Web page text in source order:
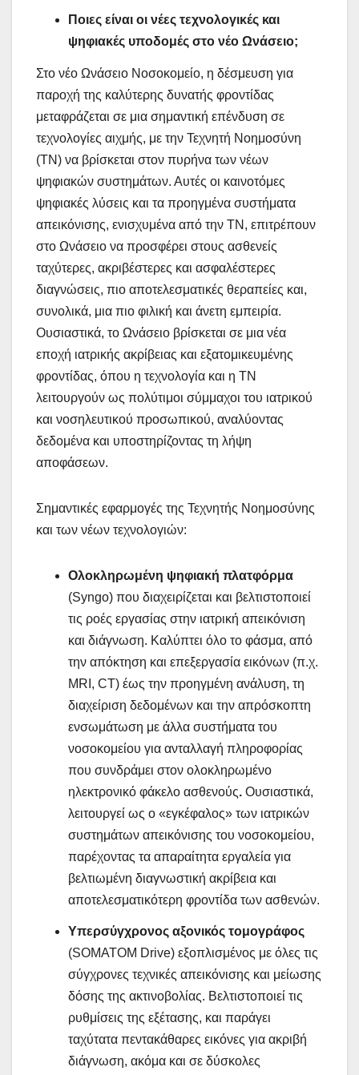
Ποιες είναι οι νέες τεχνολογικές και
ψηφιακές υποδομές στο νέο Ωνάσειο;
Στο νέο Ωνάσειο Νοσοκομείο, η δέσμευση για
παροχή της καλύτερης δυνατής φροντίδας
μεταφράζεται σε μια σημαντική επένδυση σε
τεχνολογίες αιχμής, με την Τεχνητή Νοημοσύνη
(ΤΝ) να βρίσκεται στον πυρήνα των νέων
ψηφιακών συστημάτων. Αυτές οι καινοτόμες
ψηφιακές λύσεις και τα προηγμένα συστήματα
απεικόνισης, ενισχυμένα από την ΤΝ, επιτρέπουν
στο Ωνάσειο να προσφέρει στους ασθενείς
ταχύτερες, ακριβέστερες και ασφαλέστερες
διαγνώσεις, πιο αποτελεσματικές θεραπείες και,
συνολικά, μια πιο φιλική και άνετη εμπειρία.
Ουσιαστικά, το Ωνάσειο βρίσκεται σε μια νέα
εποχή ιατρικής ακρίβειας και εξατομικευμένης
φροντίδας, όπου η τεχνολογία και η ΤΝ
λειτουργούν ως πολύτιμοι σύμμαχοι του ιατρικού
και νοσηλευτικού προσωπικού, αναλύοντας
δεδομένα και υποστηρίζοντας τη λήψη
αποφάσεων.
Σημαντικές εφαρμογές της Τεχνητής Νοημοσύνης
και των νέων τεχνολογιών:
Ολοκληρωμένη ψηφιακή πλατφόρμα
(Syngo) που διαχειρίζεται και βελτιστοποιεί
τις ροές εργασίας στην ιατρική απεικόνιση
και διάγνωση. Καλύπτει όλο το φάσμα, από
την απόκτηση και επεξεργασία εικόνων (π.χ.
MRI, CT) έως την προηγμένη ανάλυση, τη
διαχείριση δεδομένων και την απρόσκοπτη
ενσωμάτωση με άλλα συστήματα του
νοσοκομείου για ανταλλαγή πληροφορίας
που συνδράμει στον ολοκληρωμένο
ηλεκτρονικό φάκελο ασθενούς. Ουσιαστικά,
λειτουργεί ως ο «εγκέφαλος» των ιατρικών
συστημάτων απεικόνισης του νοσοκομείου,
παρέχοντας τα απαραίτητα εργαλεία για
βελτιωμένη διαγνωστική ακρίβεια και
αποτελεσματικότερη φροντίδα των ασθενών.
Υπερσύγχρονος αξονικός τομογράφος
(SOMATOM Drive) εξοπλισμένος με όλες τις
σύγχρονες τεχνικές απεικόνισης και μείωσης
δόσης της ακτινοβολίας. Βελτιστοποιεί τις
ρυθμίσεις της εξέτασης, και παράγει
ταχύτατα πεντακάθαρες εικόνες για ακριβή
διάγνωση, ακόμα και σε δύσκολες